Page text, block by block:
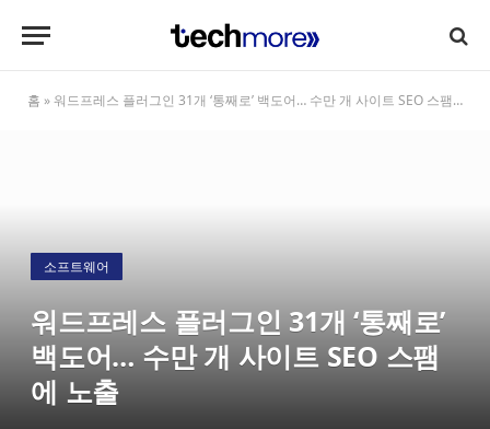
홈 »워드프레스 플러그인 31개 ‘통째로’ 백도어… 수만 개 사이트 SEO 스팸에 노출
소프트웨어
워드프레스 플러그인 31개 ‘통째로’
백도어… 수만 개 사이트 SEO 스팸
에 노출